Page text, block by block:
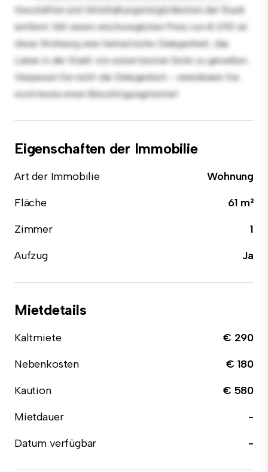
Geschäften und Unterhaltungsmöglichkeiten der Stadt
entfernt. Mit einem erschwinglichen Preis von € 290 ist
diese Wohnung eine fantastische Gelegenheit, das
Leben in der Stadt von seiner besten Seite zu genießen.
Verpassen Sie nicht die Gelegenheit - vereinbaren Sie
noch heute einen Besichtigungstermin!
Eigenschaften der Immobilie
Art der Immobilie
Wohnung
Fläche
61 m²
Zimmer
1
Aufzug
Ja
Mietdetails
Kaltmiete
€ 290
Nebenkosten
€ 180
Kaution
€ 580
Mietdauer
-
Datum verfügbar
-